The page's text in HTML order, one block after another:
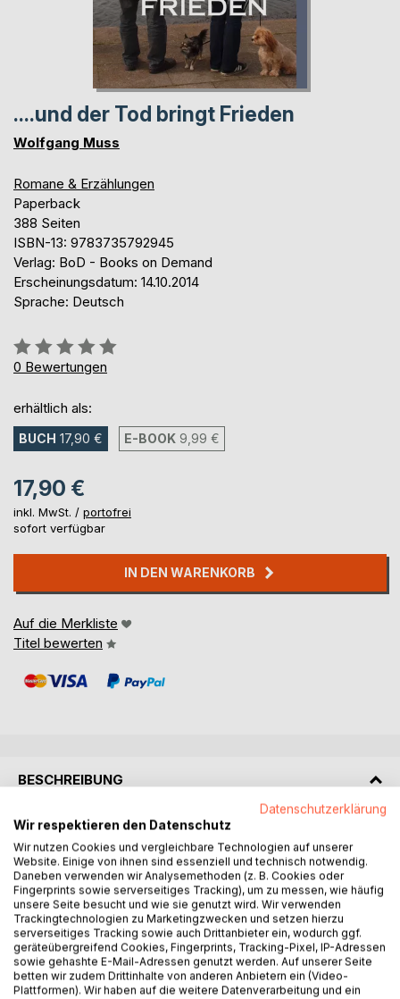
....und der Tod bringt Frieden
Wolfgang Muss
Romane & Erzählungen
Paperback
388 Seiten
ISBN-13: 9783735792945
Verlag: BoD - Books on Demand
Erscheinungsdatum: 14.10.2014
Sprache: Deutsch
Bewertung::
0%
0 Bewertungen
erhältlich als:
BUCH 17,90 € E-BOOK 9,99 €
17,90 €
inkl. MwSt. / portofrei
sofort verfügbar
IN DEN WARENKORB
Auf die Merkliste
Titel bewerten
BESCHREIBUNG
Er, ein Zyniker ersten Grades, verstand die Welt nicht mehr.
Denn das Schicksal schlug grausam zu. Seine Frau Anita
erkrankte an einen Gehirntumor. Der wurde erfolgreich
entfernt. Er, Wolfgang, fast 70 Jahre alt versuchte sich als
Hausmann und scheiterte kläglich. Wurde er doch
Jahrzehnte immer von seiner Frau bedient. Seine Versuche,
alles in den Griff zu bekommen, endeten immer wieder in
einem Chaos. Später wurde bei seiner Frau Lungenkrebs
festgestellt und mit einer Chemotherapie geheilt. Jahre
Datenschutzerklärung
Wir respektieren den Datenschutz
Wir nutzen Cookies und vergleichbare Technologien auf unserer
Website. Einige von ihnen sind essenziell und technisch notwendig.
Daneben verwenden wir Analysemethoden (z. B. Cookies oder
Fingerprints sowie serverseitiges Tracking), um zu messen, wie häufig
unsere Seite besucht und wie sie genutzt wird. Wir verwenden
Trackingtechnologien zu Marketingzwecken und setzen hierzu
serverseitiges Tracking sowie auch Drittanbieter ein, wodurch ggf.
geräteübergreifend Cookies, Fingerprints, Tracking-Pixel, IP-Adressen
sowie gehashte E-Mail-Adressen genutzt werden. Auf unserer Seite
betten wir zudem Drittinhalte von anderen Anbietern ein (Video-
Plattformen). Wir haben auf die weitere Datenverarbeitung und ein